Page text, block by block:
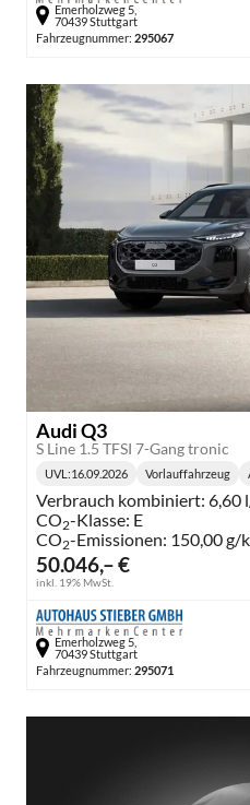
Emerholzweg 5,
70439 Stuttgart
Fahrzeugnummer: 295067
Audi Q3
S Line 1.5 TFSI 7-Gang tronic
50.046,– €
inkl. 19% MwSt.
Lieferzeit:
UVL :16.09.2026 Vorlauffahrzeug
Verbrauch kombiniert: 6,60
CO2-Klasse: E
CO2-Emissionen: 150,00 g/
Emerholzweg 5,
70439 Stuttgart
Fahrzeugnummer: 295071